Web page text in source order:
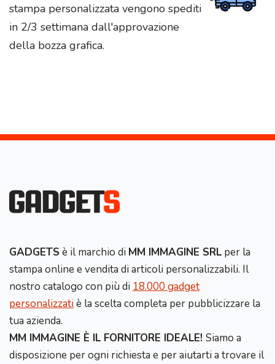
stampa personalizzata vengono spediti
in 2/3 settimana dall'approvazione
della bozza grafica.
GADGETS è il marchio di MM IMMAGINE SRL per la
stampa online e vendita di articoli personalizzabili. Il
nostro catalogo con più di 18.000 gadget
personalizzatiè la scelta completa per pubblicizzare la
tua azienda.
MM IMMAGINE È IL FORNITORE IDEALE! Siamo a
disposizione per ogni richiesta e per aiutarti a trovare il